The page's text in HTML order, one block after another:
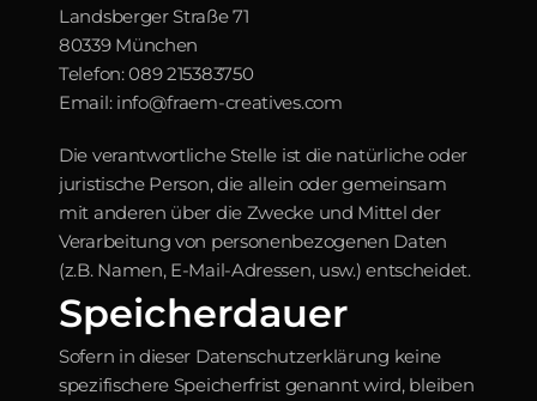
Landsberger Straße 71
80339 München
Telefon: 089 215383750
Email: info@fraem-creatives.com
Die verantwortliche Stelle ist die natürliche oder
juristische Person, die allein oder gemeinsam
mit anderen über die Zwecke und Mittel der
Verarbeitung von personenbezogenen Daten
(z.B. Namen, E-Mail-Adressen, usw.) entscheidet.
Speicherdauer
Sofern in dieser Datenschutzerklärung keine
spezifischere Speicherfrist genannt wird, bleiben